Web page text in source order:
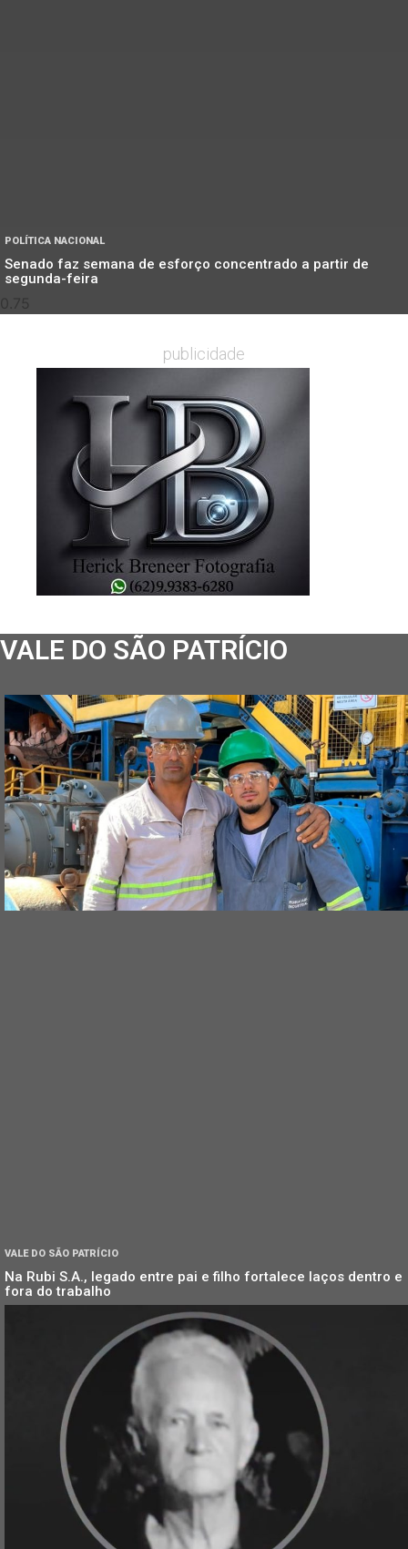
POLÍTICA NACIONAL
Senado faz semana de esforço concentrado a partir de
segunda-feira
publicidade
VALE DO SÃO PATRÍCIO
VALE DO SÃO PATRÍCIO
Na Rubi S.A., legado entre pai e filho fortalece laços dentro e
fora do trabalho